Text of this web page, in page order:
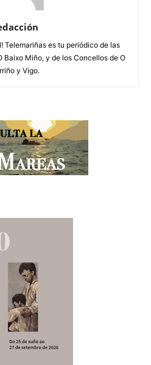
Telemariñas es tu periódico de las
Baixo Miño, y de los Concellos de O
y Vigo.